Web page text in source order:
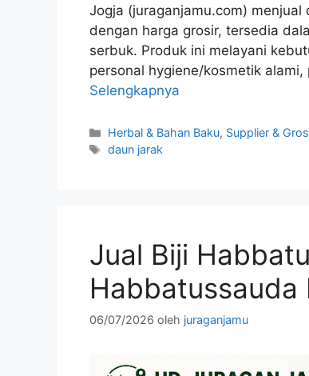
Jogja (juraganjamu.com)
dengan harga grosir, tersedia
serbuk. Produk ini melayani
personal hygiene/kosmetik
Selengkapnya
Kategori
Herbal & Bahan Baku, Supplier &
Tag
daun jarak
Jual Biji
Habbatussauda
06/07/2026 oleh juraganjamu